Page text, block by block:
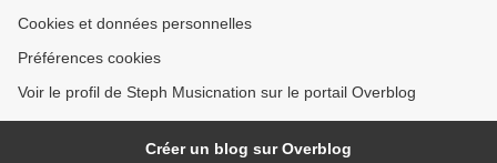
Cookies et données personnelles
Préférences cookies
Voir le profil de Steph Musicnation sur le portail Overblog
Créer un blog sur Overblog